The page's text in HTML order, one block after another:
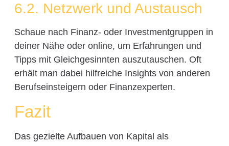
6.2. Netzwerk und Austausch
Schaue nach Finanz- oder Investmentgruppen in
deiner Nähe oder online, um Erfahrungen und
Tipps mit Gleichgesinnten auszutauschen. Oft
erhält man dabei hilfreiche Insights von anderen
Berufseinsteigern oder Finanzexperten.
Fazit
Das gezielte Aufbauen von Kapital als